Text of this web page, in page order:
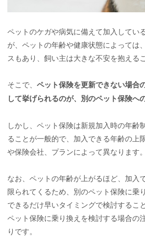
ペットのケガや病気に備えて加入してい
が、ペットの年齢や健康状態によっては
スもあり、飼い主は大きな不安を抱える
そこで、 ペット保険を更新できない場合
して挙げられるのが、別のペット保険へ
しかし、ペット保険は新規加入時の年齢
ることが一般的で、加入できる年齢の上
や保険会社、プランによって異なります。
なお、ペットの年齢が上がるほど、加入
限られてくるため、別のペット保険に乗
できるだけ早いタイミングで検討するこ
ペット保険に乗り換えを検討する場合の
りです。